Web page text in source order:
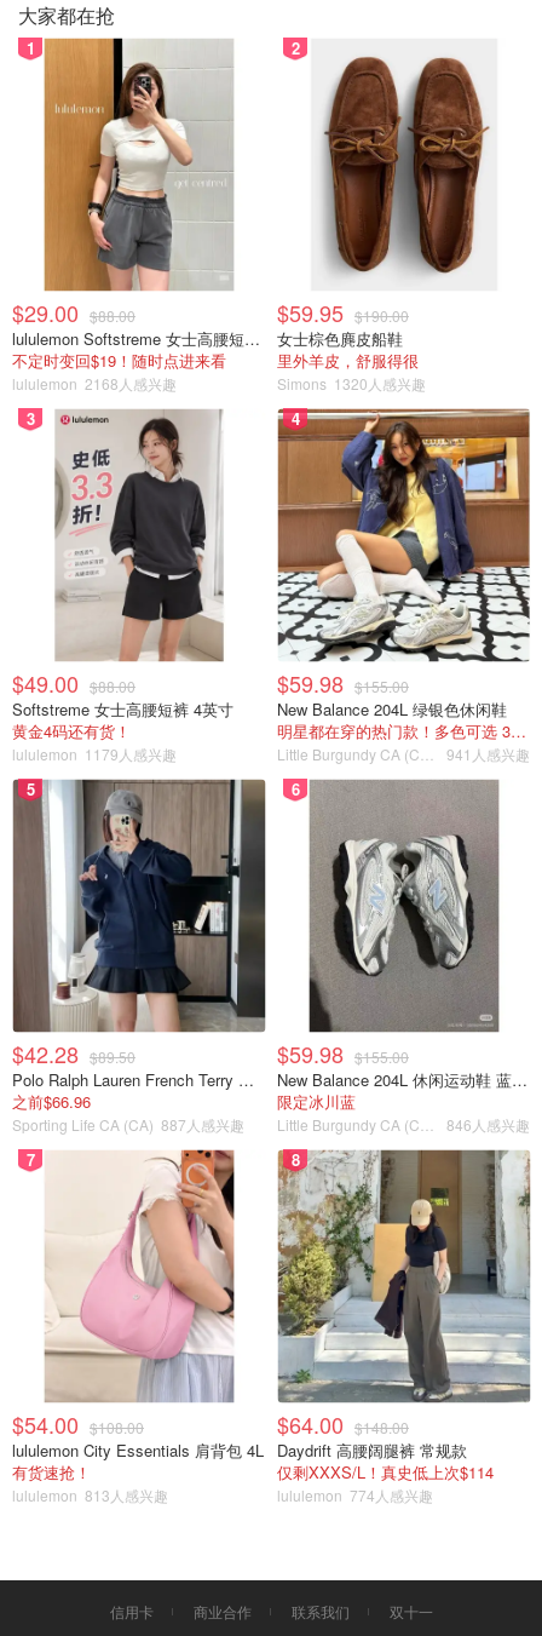
大家都在抢
1
$29.00 $88.00
lululemon Softstreme 女士高腰短裤 10cm
不定时变回$19！随时点进来看
lululemon 2168人感兴趣
2
$59.95 $190.00
女士棕色麂皮船鞋
里外羊皮，舒服得很
Simons 1320人感兴趣
3
$49.00 $88.00
Softstreme 女士高腰短裤 4英寸
黄金4码还有货！
lululemon 1179人感兴趣
4
$59.98 $155.00
New Balance 204L 绿银色休闲鞋
明星都在穿的热门款！多色可选 3.8折
941人感兴趣
5
$42.28 $89.50
Polo Ralph Lauren French Terry 女童连帽卫衣 7-16码
之前$66.96
Sporting Life CA (CA) 887人感兴趣
6
$59.98 $155.00
New Balance 204L 休闲运动鞋 蓝银色
限定冰川蓝
846人感兴趣
7
$54.00 $108.00
lululemon City Essentials 肩背包 4L
有货速抢！
lululemon 813人感兴趣
8
$64.00 $148.00
Daydrift 高腰阔腿裤 常规款
仅剩XXXS/L！真史低上次$114
lululemon 774人感兴趣
信用卡 商业合作 联系我们
双十一